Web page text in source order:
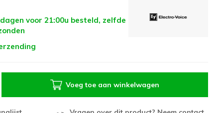
voor 21:00u besteld, zelfde
Voeg toe aan winkelwagen